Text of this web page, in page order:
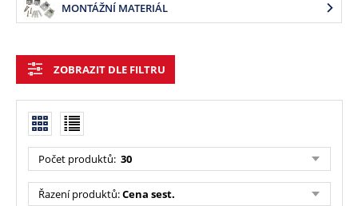
MONTÁŽNÍ MATERIÁL
ZOBRAZIT DLE FILTRU
Počet produktů: 30
Řazení produktů:Cena sest.